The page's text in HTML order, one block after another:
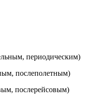
периодическим)
послеполетным)
послерейсовым)